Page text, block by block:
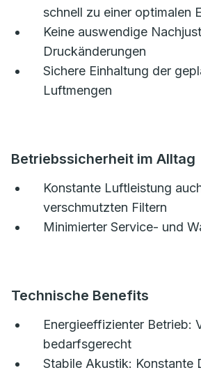
schnell zu einer optimalen
Keine auswendige
Druckänderungen
Sichere Einhaltung der
Luftmengen
Betriebssicherheit im Alltag
Konstante Luftleistung
verschmutzten Filtern
Minimierter Service- und
Technische Benefits
Energieeffizienter Betrieb:
bedarfsgerecht
Stabile Akustik: Konstante